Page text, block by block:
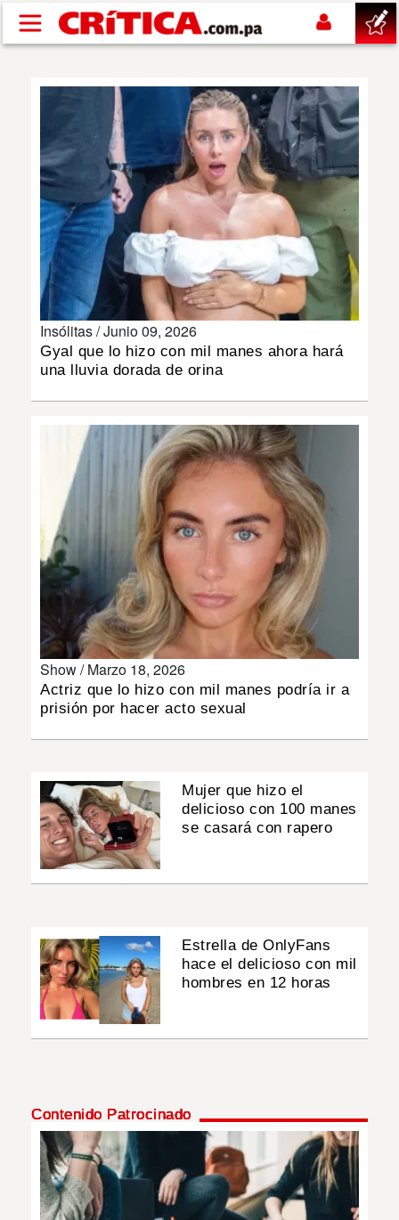
Pasar al contenido principal
NACIONAL
POLÍTICA
SHOW
DEPORTES
MULTIMEDIA
IMPRESO
Insólitas /Junio 09, 2026
Gyal que lo hizo con mil manes ahora hará
una lluvia dorada de orina
Show /Marzo 18, 2026
Actriz que lo hizo con mil manes podría ir a
prisión por hacer acto sexual
Mujer que hizo el
delicioso con 100 manes
se casará con rapero
Estrella de OnlyFans
hace el delicioso con mil
hombres en 12 horas
Contenido Patrocinado